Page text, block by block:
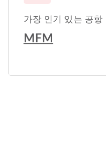
가장 인기 있는 공항
MFM